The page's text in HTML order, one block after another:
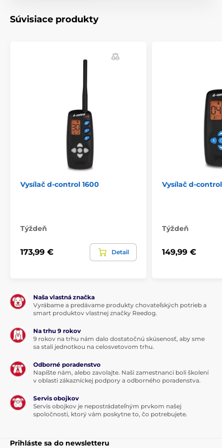
Súvisiace produkty
Vysílač d-control 1600
Týždeň
173,99 € Detail
Vysílač d-
Týždeň
149,99 €
Naša vlastná značka
Vyrábame a predávame produkty chovateľských potrieb a
smart produktov vlastnej značky Reedog.
Na trhu 9 rokov
9 rokov na trhu nám dalo dostatočnú skúsenosť, aby sme
sa stali jednotkou na celosvetovom trhu.
Odborné poradenstvo
Napíšte nám, alebo zavolajte. Naši zamestnanci boli školení
v oblasti zákazníckej podpory a odborného poradenstva.
Servis obojkov
Servis obojkov je nepostrádateľným prvkom našej
spoločnosti, ktorý vám poskytne to, čo potrebujete.
Prihláste sa do newsletteru